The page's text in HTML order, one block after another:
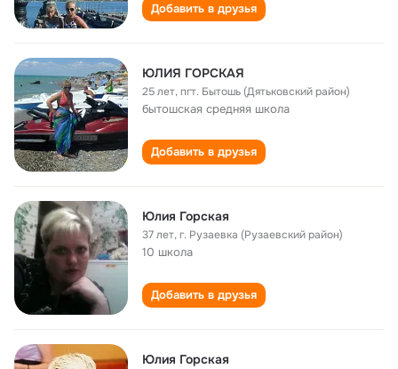
Добавить в друзья
ЮЛИЯ ГОРСКАЯ
25 лет,пгт. Бытошь (Дятьковский район)
бытошская cредняя школа
Добавить в друзья
Юлия Горская
37 лет,г. Рузаевка (Рузаевский район)
10 школа
Добавить в друзья
Юлия Горская